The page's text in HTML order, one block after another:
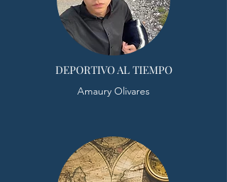
DEPORTIVO AL TIEMPO
Amaury Olivares